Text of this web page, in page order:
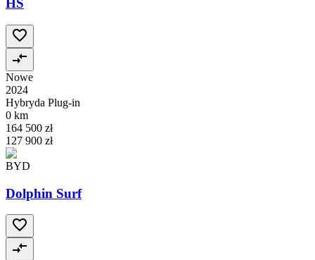
HS
Nowe
2024
Hybryda Plug-in
0 km
164 500 zł
127 900 zł
BYD
Dolphin Surf